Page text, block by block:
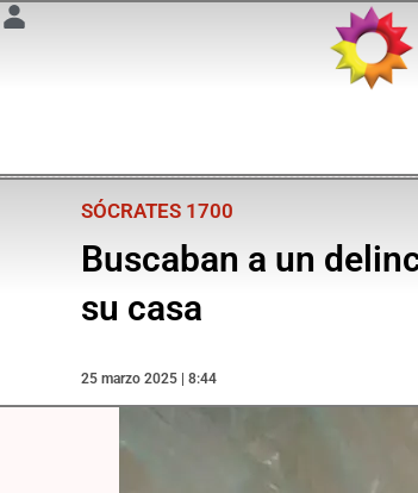
SÓCRATES 1700
Buscaban a un
su casa
25 marzo 2025 | 8:44